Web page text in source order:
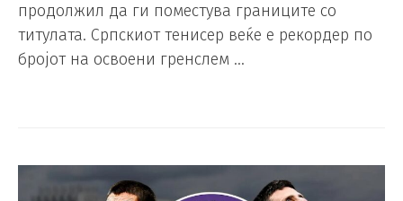
продолжил да ги поместува границите со
титулата. Српскиот тенисер веќе е рекордер по
бројот на освоени гренслем …